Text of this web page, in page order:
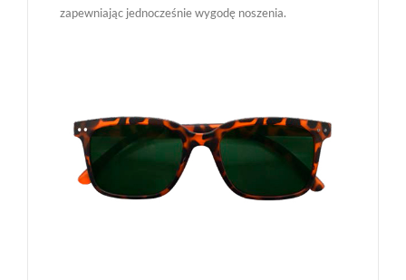
zapewniając jednocześnie wygodę noszenia.